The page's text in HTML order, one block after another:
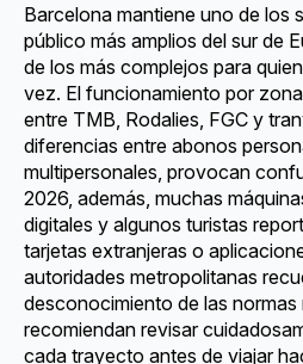
Barcelona mantiene uno de los
público más amplios del sur de
de los más complejos para
vez. El funcionamiento por
entre TMB, Rodalies, FGC y
diferencias entre abonos
multipersonales, provocan
2026, además, muchas
digitales y algunos turistas
tarjetas extranjeras o
autoridades metropolitanas
desconocimiento de las
recomiendan revisar
cada trayecto antes de viajar